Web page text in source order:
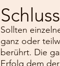
Sollten
ganz oder
berührt. Die
Erfolg dem